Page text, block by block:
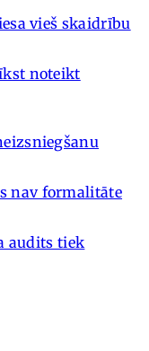
vieš skaidrību
noteikt
nav formalitāte
audits tiek